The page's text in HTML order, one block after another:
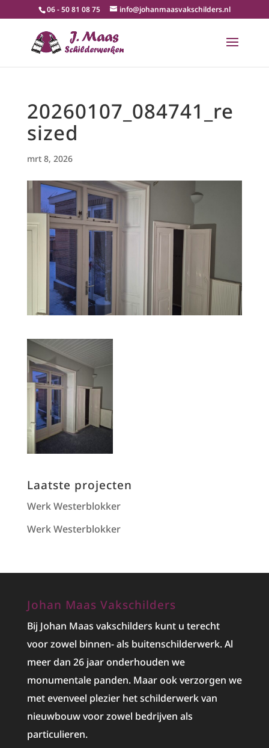
06 - 50 81 08 75 info@johanmaasvakschilders.nl
20260107_084741_re
sized
mrt 8, 2026
Laatste projecten
Werk Westerblokker
Werk Westerblokker
Johan Maas Vakschilders
Bij Johan Maas vakschilders kunt u terecht
voor zowel binnen- als buitenschilderwerk. Al
meer dan 26 jaar onderhouden we
monumentale panden. Maar ook verzorgen we
met evenveel plezier hetschilderwerkvan
nieuwbouw voor zowel bedrijven als
particulieren.